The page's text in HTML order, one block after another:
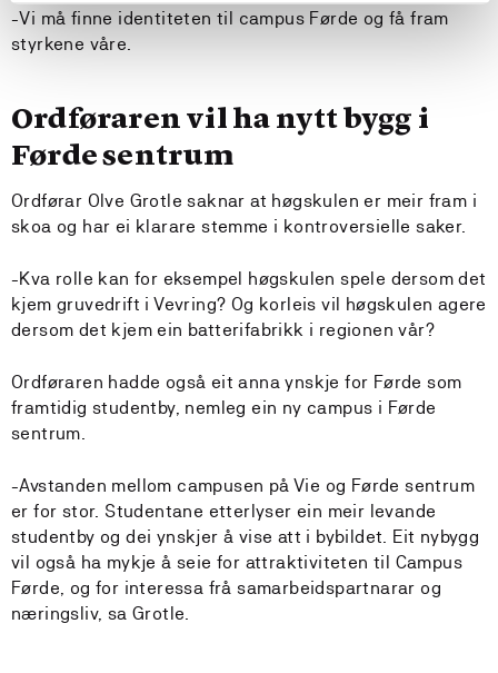
-Vi må finne identiteten til campus Førde og få fram
styrkene våre.
Ordføraren vil ha nytt bygg i
Førde sentrum
Ordførar Olve Grotle saknar at høgskulen er meir fram i
skoa og har ei klarare stemme i kontroversielle saker.
-Kva rolle kan for eksempel høgskulen spele dersom det
kjem gruvedrift i Vevring? Og korleis vil høgskulen agere
dersom det kjem ein batterifabrikk i regionen vår?
Ordføraren hadde også eit anna ynskje for Førde som
framtidig studentby, nemleg ein ny campus i Førde
sentrum.
-Avstanden mellom campusen på Vie og Førde sentrum
er for stor. Studentane etterlyser ein meir levande
studentby og dei ynskjer å vise att i bybildet. Eit nybygg
vil også ha mykje å seie for attraktiviteten til Campus
Førde, og for interessa frå samarbeidspartnarar og
næringsliv, sa Grotle.